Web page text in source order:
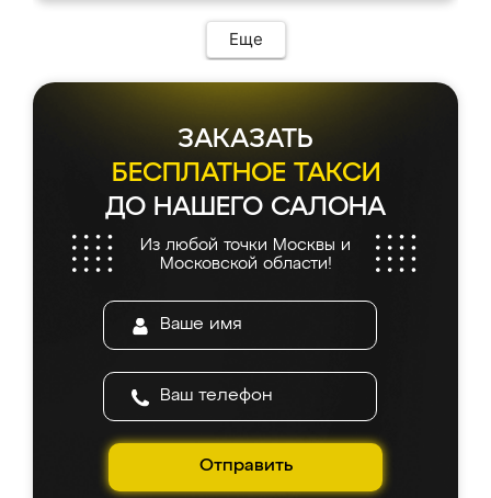
Еще
ЗАКАЗАТЬ
БЕСПЛАТНОЕ ТАКСИ
ДО НАШЕГО САЛОНА
Из любой точки Москвы и
Московской области!
Отправить